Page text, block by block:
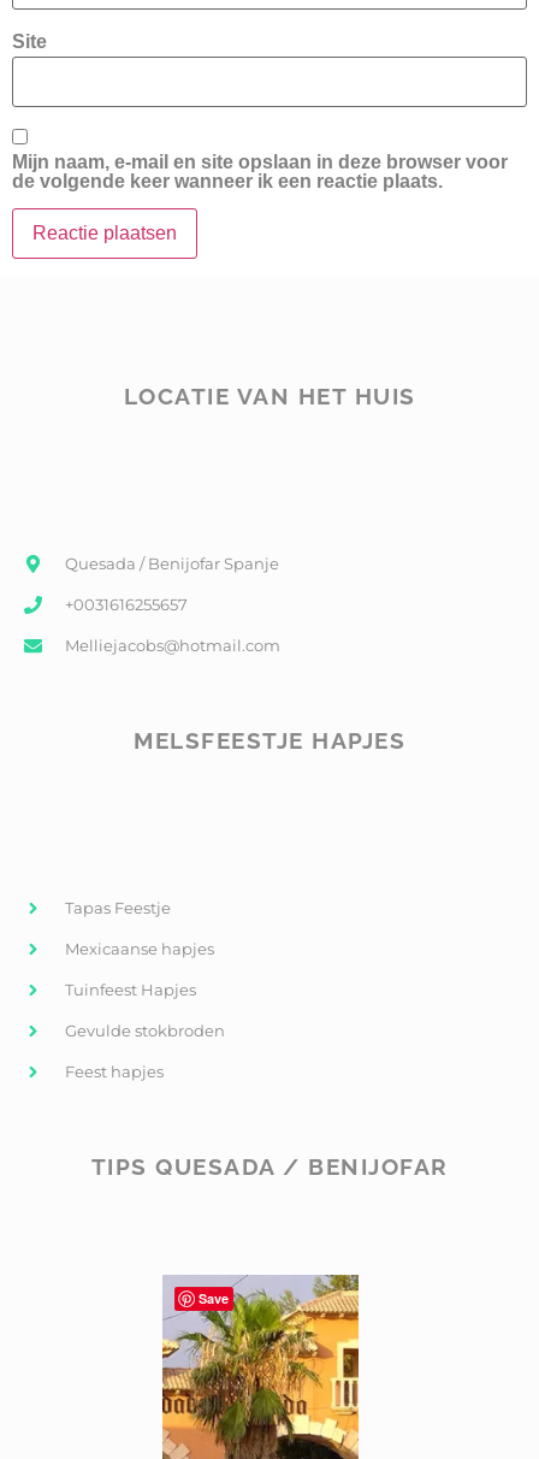
Site
Mijn naam, e-mail en site opslaan in deze browser voor
de volgende keer wanneer ik een reactie plaats.
LOCATIE VAN HET HUIS
Quesada / Benijofar Spanje
+0031616255657
Melliejacobs@hotmail.com
MELSFEESTJE HAPJES
Tapas Feestje
Mexicaanse hapjes
Tuinfeest Hapjes
Gevulde stokbroden
Feest hapjes
TIPS QUESADA / BENIJOFAR
Save